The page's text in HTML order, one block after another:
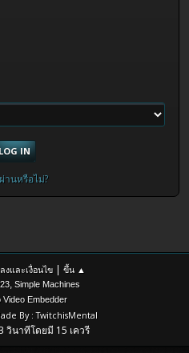
านหรือไม่?
งและเงื่อนไข | ขึ้น ▲
Simple Machines
Video Embedder
By : TwitchisMental
วินาทีโดยมี 15 เควรี